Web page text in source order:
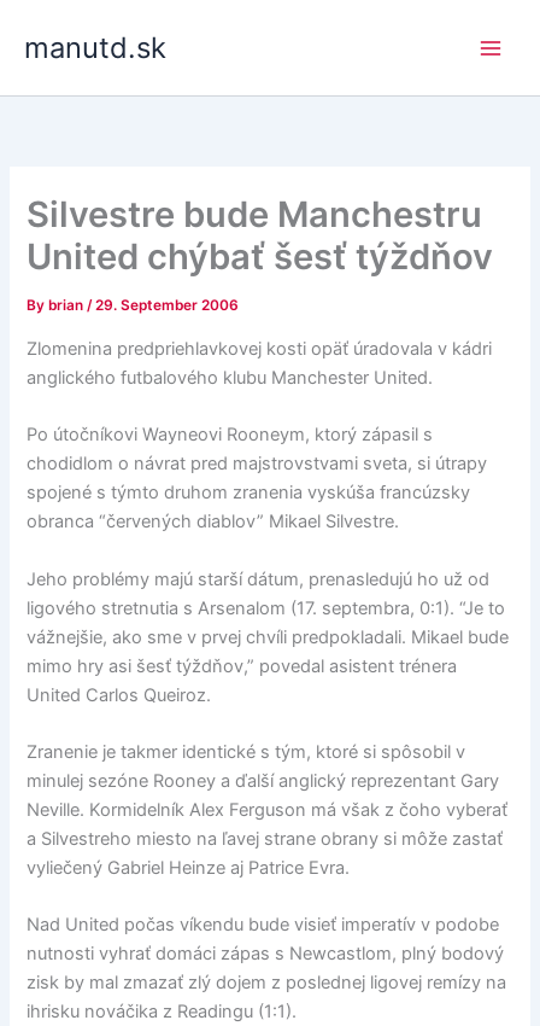
manutd.sk
Silvestre bude Manchestru
United chýbať šesť týždňov
By brian/29. September 2006
Zlomenina predpriehlavkovej kosti opäť úradovala v kádri
anglického futbalového klubu Manchester United.
Po útočníkovi Wayneovi Rooneym, ktorý zápasil s
chodidlom o návrat pred majstrovstvami sveta, si útrapy
spojené s týmto druhom zranenia vyskúša francúzsky
obranca “červených diablov” Mikael Silvestre.
Jeho problémy majú starší dátum, prenasledujú ho už od
ligového stretnutia s Arsenalom (17. septembra, 0:1). “Je to
vážnejšie, ako sme v prvej chvíli predpokladali. Mikael bude
mimo hry asi šesť týždňov,” povedal asistent trénera
United Carlos Queiroz.
Zranenie je takmer identické s tým, ktoré si spôsobil v
minulej sezóne Rooney a ďalší anglický reprezentant Gary
Neville. Kormidelník Alex Ferguson má však z čoho vyberať
a Silvestreho miesto na ľavej strane obrany si môže zastať
vyliečený Gabriel Heinze aj Patrice Evra.
Nad United počas víkendu bude visieť imperatív v podobe
nutnosti vyhrať domáci zápas s Newcastlom, plný bodový
zisk by mal zmazať zlý dojem z poslednej ligovej remízy na
ihrisku nováčika z Readingu (1:1).